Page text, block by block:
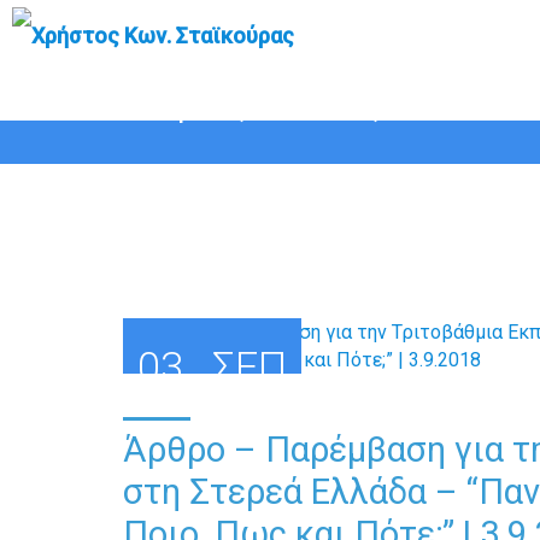
Άρθρο – Παρέμβαση για
03 ΣΕΠ
Άρθρο – Παρέμβαση για
στη Στερεά Ελλάδα –